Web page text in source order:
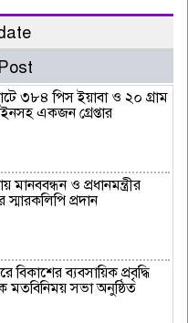
৩৮৪ পিস ইয়াবা ও ২০ গ্রাম
একজন গ্রেপ্তার
মানববন্ধন ও প্রধানমন্ত্রীর
স্মারকলিপি প্রদান
বিকাশের ব্যবসায়িক প্রবৃদ্ধি
মতবিনিময় সভা অনুষ্ঠিত